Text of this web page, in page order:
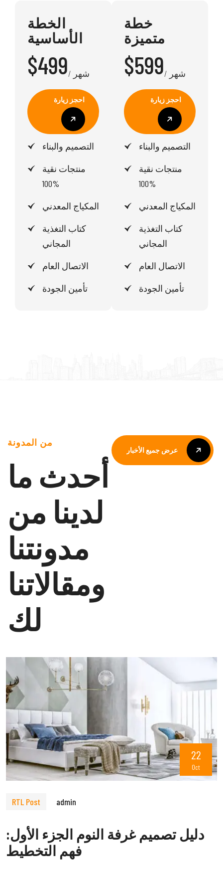
الخطة
الأساسية
$499 / شهر
احجز زيارة
التصميم والبناء
منتجات نقية
100%
المكياج المعدني
كتاب التغذية
المجاني
الاتصال العام
تأمين الجودة
خطة
متميزة
$599 / شهر
احجز زيارة
التصميم والبناء
منتجات نقية
100%
المكياج المعدني
كتاب التغذية
المجاني
الاتصال العام
تأمين الجودة
من المدونة
أحدث ما
لدينا من
مدونتنا
ومقالاتنا
لك
22
Oct
RTL Post admin
دليل تصميم غرفة النوم الجزء الأول:
فهم التخطيط